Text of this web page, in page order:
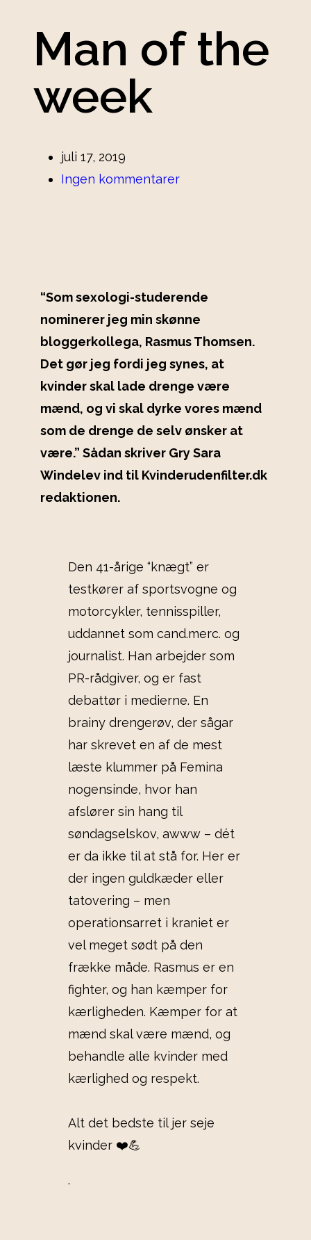
Man of the
week
juli 17, 2019
Ingen kommentarer
“Som sexologi-studerende
nominerer jeg min skønne
bloggerkollega, Rasmus Thomsen.
Det gør jeg fordi jeg synes, at
kvinder skal lade drenge være
mænd, og vi skal dyrke vores mænd
som de drenge de selv ønsker at
være.” Sådan skriver Gry Sara
Windelev ind til Kvinderudenfilter.dk
redaktionen.
Den 41-årige “knægt” er
testkører af sportsvogne og
motorcykler, tennisspiller,
uddannet som cand.merc. og
journalist. Han arbejder som
PR-rådgiver, og er fast
debattør i medierne. En
brainy drengerøv, der sågar
har skrevet en af de mest
læste klummer på Femina
nogensinde, hvor han
afslører sin hang til
søndagselskov, awww – dét
er da ikke til at stå for. Her er
der ingen guldkæder eller
tatovering – men
operationsarret i kraniet er
vel meget sødt på den
frække måde. Rasmus er en
fighter, og han kæmper for
kærligheden. Kæmper for at
mænd skal være mænd, og
behandle alle kvinder med
kærlighed og respekt.
Alt det bedste til jer seje
kvinder ❤️💪
.